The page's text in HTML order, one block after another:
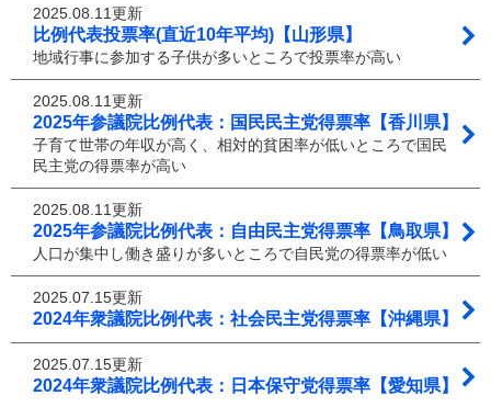
2025.08.11更新
比例代表投票率(直近10年平均)【山形県】
地域行事に参加する子供が多いところで投票率が高い
2025.08.11更新
2025年参議院比例代表：国民民主党得票率【香川県】
子育て世帯の年収が高く、相対的貧困率が低いところで国民
民主党の得票率が高い
2025.08.11更新
2025年参議院比例代表：自由民主党得票率【鳥取県】
人口が集中し働き盛りが多いところで自民党の得票率が低い
2025.07.15更新
2024年衆議院比例代表：社会民主党得票率【沖縄県】
2025.07.15更新
2024年衆議院比例代表：日本保守党得票率【愛知県】